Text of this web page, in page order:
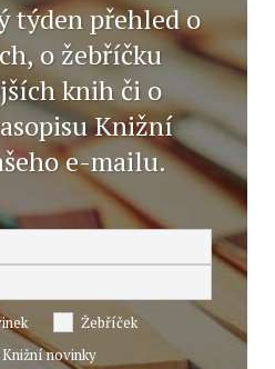
týden přehled o
o žebříčku
knih či o
Knižní
e-mailu.
Žebříček
novinky